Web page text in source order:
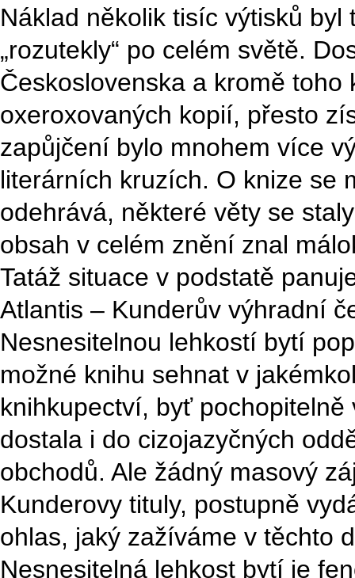
Náklad několik tisíc výtisků
„rozutekly“ po celém světě.
Československa a kromě
oxeroxovaných kopií, přesto
zapůjčení bylo mnohem více
literárních kruzích. O knize se
odehrává, některé věty se
obsah v celém znění znal
Tatáž situace v podstatě
Atlantis – Kunderův výhradní
Nesnesitelnou lehkostí bytí
možné knihu sehnat v
knihkupectví, byť
dostala i do cizojazyčných
obchodů. Ale žádný masový
Kunderovy tituly, postupně
ohlas, jaký zažíváme v těchto
Nesnesitelná lehkost bytí je